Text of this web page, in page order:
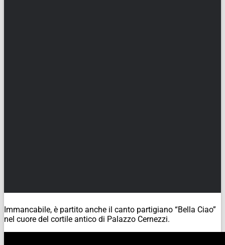
Immancabile, è partito anche il canto partigiano “Bella Ciao”
nel cuore del cortile antico di Palazzo Cernezzi.